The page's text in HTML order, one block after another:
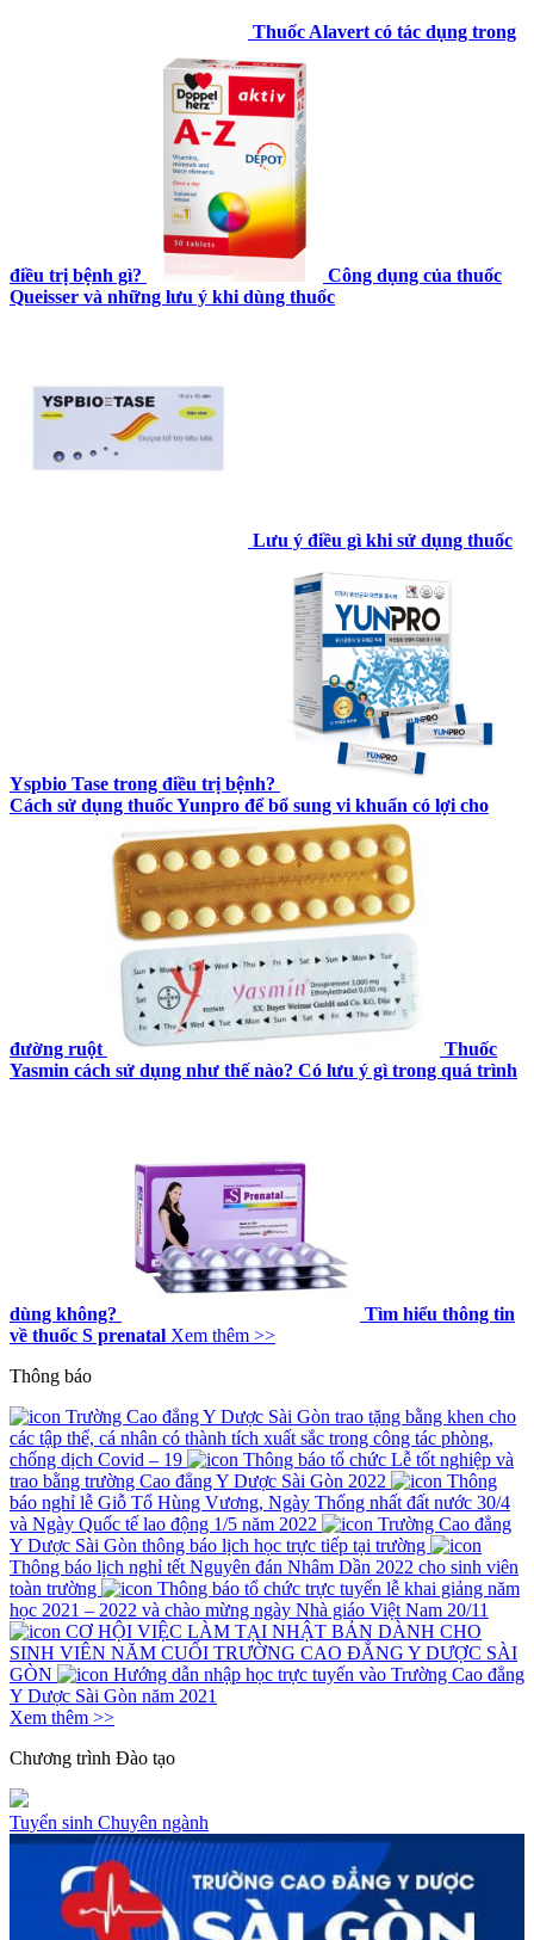
Thuốc Alavert có tác dụng trong
điều trị bệnh gì?
Công dụng của thuốc
Queisser và những lưu ý khi dùng thuốc
Lưu ý điều gì khi sử dụng thuốc
Yspbio Tase trong điều trị bệnh?
Cách sử dụng thuốc Yunpro để bổ sung vi khuẩn có lợi cho
đường ruột
Thuốc
Yasmin cách sử dụng như thế nào? Có lưu ý gì trong quá trình
dùng không?
Tìm hiểu thông tin
về thuốc S prenatal Xem thêm >>
Thông báo
Trường Cao đẳng Y Dược Sài Gòn trao tặng bằng khen cho
các tập thể, cá nhân có thành tích xuất sắc trong công tác phòng,
chống dịch Covid – 19
Thông báo tổ chức Lễ tốt nghiệp và
trao bằng trường Cao đẳng Y Dược Sài Gòn 2022
Thông
báo nghỉ lễ Giỗ Tổ Hùng Vương, Ngày Thống nhất đất nước 30/4
và Ngày Quốc tế lao động 1/5 năm 2022
Trường Cao đẳng
Y Dược Sài Gòn thông báo lịch học trực tiếp tại trường
Thông báo lịch nghỉ tết Nguyên đán Nhâm Dần 2022 cho sinh viên
toàn trường
Thông báo tổ chức trực tuyến lễ khai giảng năm
học 2021 – 2022 và chào mừng ngày Nhà giáo Việt Nam 20/11
CƠ HỘI VIỆC LÀM TẠI NHẬT BẢN DÀNH CHO
SINH VIÊN NĂM CUỐI TRƯỜNG CAO ĐẲNG Y DƯỢC SÀI
GÒN
Hướng dẫn nhập học trực tuyến vào Trường Cao đẳng
Y Dược Sài Gòn năm 2021
Xem thêm >>
Chương trình Đào tạo
Tuyển sinh Chuyên ngành